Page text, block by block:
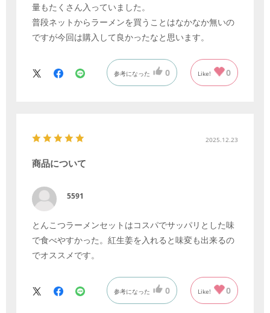
量もたくさん入っていました。
普段ネットからラーメンを買うことはなかなか無いの
ですが今回は購入して良かったなと思います。
参考になった 0 Like! 0
2025.12.23
商品について
5591
とんこつラーメンセットはコスパでサッパリとした味
で食べやすかった。紅生姜を入れると味変も出来るの
でオススメです。
参考になった 0 Like! 0